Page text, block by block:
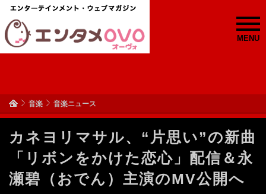
MENU
音楽 音楽ニュース
カネヨリマサル、“片思い”の新曲
「リボンをかけた恋心」配信＆永
瀬碧（おでん）主演のMV公開へ